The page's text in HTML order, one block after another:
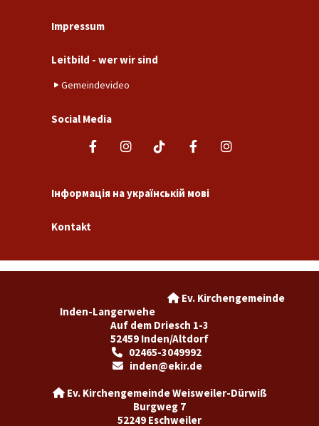
Impressum
Leitbild - wer wir sind
Gemeindevideo
Social Media
Інформація на українській мові
Kontakt
Ev. Kirchengemeinde
Inden-Langerwehe
Auf dem Driesch 1-3
52459 Inden/Altdorf
02465-3049992
 inden@ekir.de
Ev. Kirchengemeinde Weisweiler-Dürwiß
Burgweg 7
52249 Eschweiler